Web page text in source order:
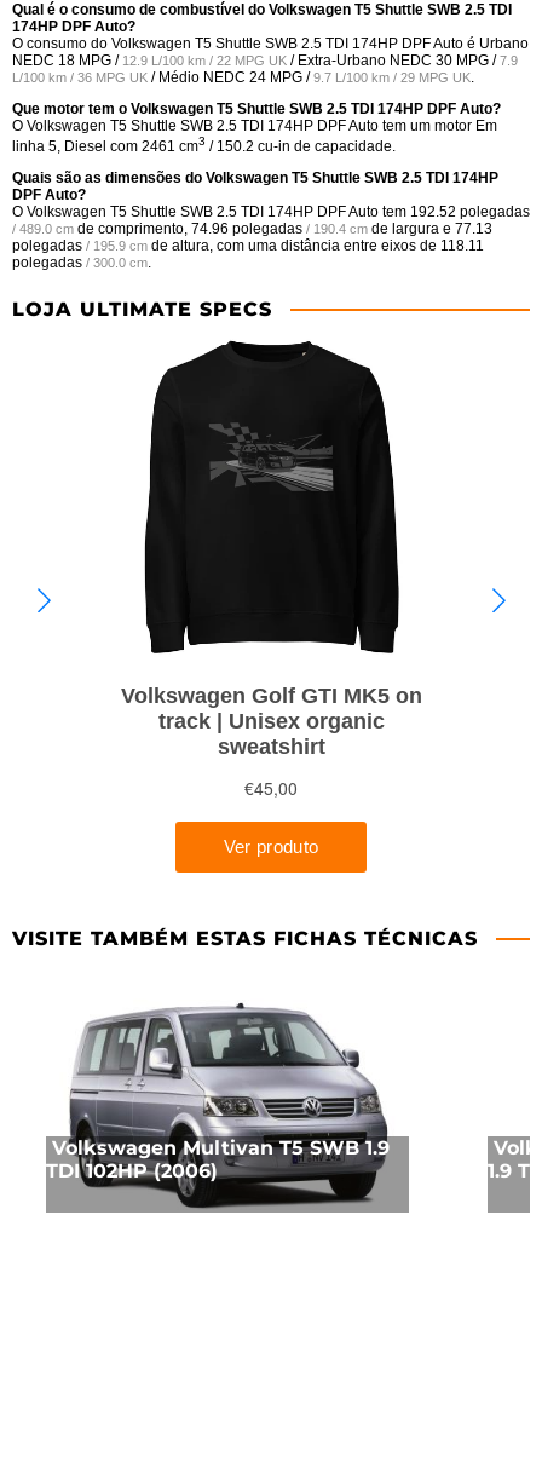
Qual é o consumo de combustível do Volkswagen T5 Shuttle SWB 2.5 TDI
174HP DPF Auto?
O consumo do Volkswagen T5 Shuttle SWB 2.5 TDI 174HP DPF Auto é Urbano
NEDC 18 MPG / 12.9 L/100 km / 22 MPG UK / Extra-Urbano NEDC 30 MPG /7.9
L/100 km / 36 MPG UK / Médio NEDC 24 MPG /9.7 L/100 km / 29 MPG UK.
Que motor tem o Volkswagen T5 Shuttle SWB 2.5 TDI 174HP DPF Auto?
O Volkswagen T5 Shuttle SWB 2.5 TDI 174HP DPF Auto tem um motor Em
linha 5, Diesel com 2461 cm3 / 150.2 cu-in de capacidade.
Quais são as dimensões do Volkswagen T5 Shuttle SWB 2.5 TDI 174HP
DPF Auto?
O Volkswagen T5 Shuttle SWB 2.5 TDI 174HP DPF Auto tem 192.52 polegadas
/ 489.0 cm de comprimento, 74.96 polegadas / 190.4 cm de largura e 77.13
polegadas / 195.9 cm de altura, com uma distância entre eixos de 118.11
polegadas / 300.0 cm.
LOJA ULTIMATE SPECS
VISITE TAMBÉM ESTAS FICHAS TÉCNICAS
Volkswagen Multivan T5 SWB 1.9
TDI 102HP (2006)
1.9